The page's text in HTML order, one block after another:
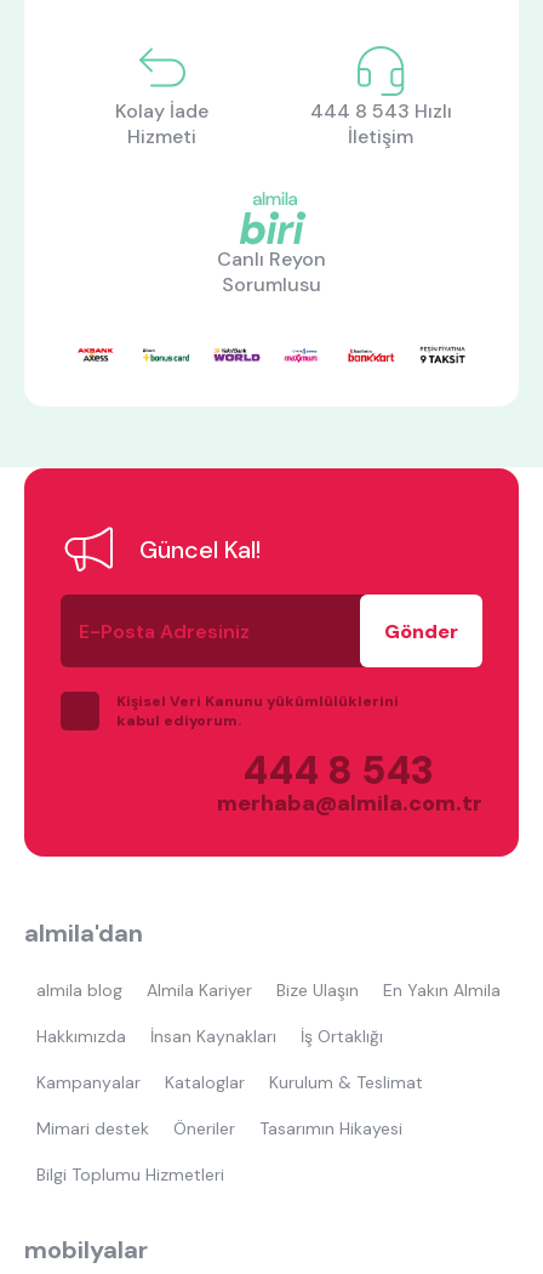
ne aramıştınız?
tek kişilik yatak
beşik
toddler yatak
puf
çocuk odası
oyuncu sandalyesi
Kolay İade
Hizmeti
444 8 543 Hızlı
İletişim
Canlı Reyon
Sorumlusu
Güncel Kal!
E-
Posta
Adresiniz
Kişisel Veri Kanunu yükümlülüklerini
kabul ediyorum.
444 8 543
merhaba@almila.com.tr
almila'dan
almila blog Almila Kariyer Bize Ulaşın En Yakın Almila
Hakkımızda İnsan Kaynakları İş Ortaklığı
Kampanyalar Kataloglar Kurulum & Teslimat
Mimari destek Öneriler Tasarımın Hikayesi
Bilgi Toplumu Hizmetleri
mobilyalar